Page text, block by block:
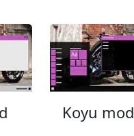
Koyu mod